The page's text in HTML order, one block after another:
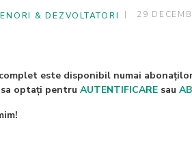
& DEZVOLTATORI 29
este disponibil numai
sa optați pentru AUTENTIFICARE sau